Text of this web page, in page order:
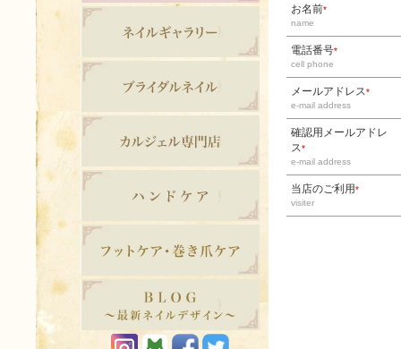
お名前*
name
電話番号*
cell phone
メールアドレス*
e-mail address
確認用メールアドレ
ス*
e-mail address
当店のご利用*
visiter